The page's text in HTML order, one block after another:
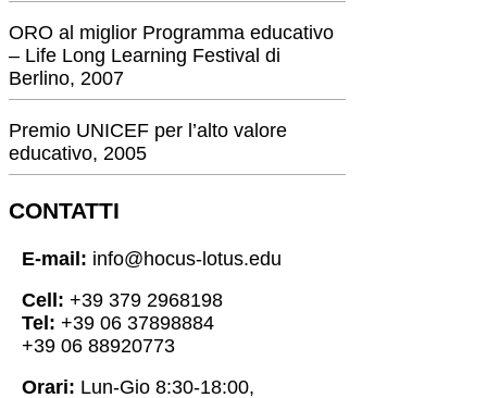
ORO al miglior Programma educativo
– Life Long Learning Festival di
Berlino, 2007
Premio UNICEF per l’alto valore
educativo, 2005
CONTATTI
E-mail: info@hocus-lotus.edu
Cell: +39 379 2968198
Tel: +39 06 37898884
+39 06 88920773
Orari: Lun-Gio 8:30-18:00,